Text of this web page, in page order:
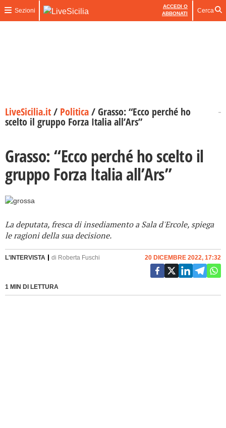
Sezioni
ACCEDI O
ABBONATI
Cerca
LiveSicilia.it/ Politica/Grasso: “Ecco perché ho
scelto il gruppo Forza Italia all’Ars”
Grasso: “Ecco perché ho scelto il
gruppo Forza Italia all’Ars”
La deputata, fresca di insediamento a Sala d'Ercole, spiega
le ragioni della sua decisione.
L'INTERVISTA di Roberta Fuschi
1 MIN DI LETTURA
20 DICEMBRE 2022, 17:32